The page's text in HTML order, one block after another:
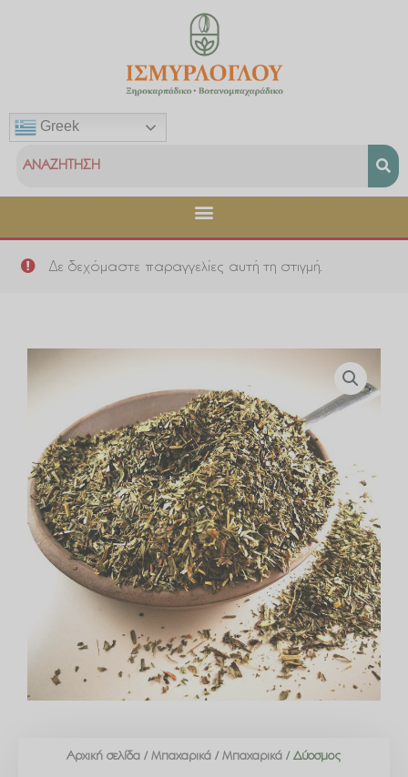
Greek
Δε δεχόμαστε παραγγελίες αυτή τη στιγμή.
Αρχική σελίδα / Μπαχαρικά / Μπαχαρικά / Δύοσμος